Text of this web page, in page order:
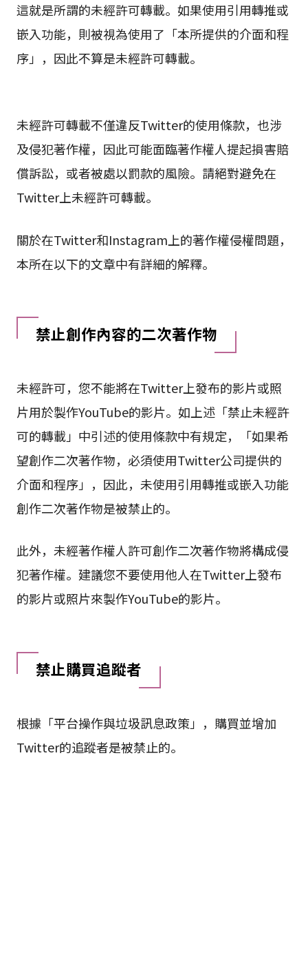
這就是所謂的未經許可轉載。如果使用引用轉推或
嵌入功能，則被視為使用了「本所提供的介面和程
序」，因此不算是未經許可轉載。
未經許可轉載不僅違反Twitter的使用條款，也涉
及侵犯著作權，因此可能面臨著作權人提起損害賠
償訴訟，或者被處以罰款的風險。請絕對避免在
Twitter上未經許可轉載。
關於在Twitter和Instagram上的著作權侵權問題，
本所在以下的文章中有詳細的解釋。
禁止創作內容的二次著作物
未經許可，您不能將在Twitter上發布的影片或照
片用於製作YouTube的影片。如上述「禁止未經許
可的轉載」中引述的使用條款中有規定，「如果希
望創作二次著作物，必須使用Twitter公司提供的
介面和程序」，因此，未使用引用轉推或嵌入功能
創作二次著作物是被禁止的。
此外，未經著作權人許可創作二次著作物將構成侵
犯著作權。建議您不要使用他人在Twitter上發布
的影片或照片來製作YouTube的影片。
禁止購買追蹤者
根據「平台操作與垃圾訊息政策」，購買並增加
Twitter的追蹤者是被禁止的。